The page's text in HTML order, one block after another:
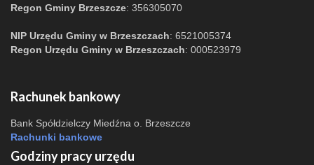
Regon Gminy Brzeszcze: 356305070
NIP Urzędu Gminy w Brzeszczach: 6521005374
Regon Urzędu Gminy w Brzeszczach: 000523979
Rachunek bankowy
Bank Spółdzielczy Miedźna o. Brzeszcze
Rachunki bankowe
Godziny pracy urzędu